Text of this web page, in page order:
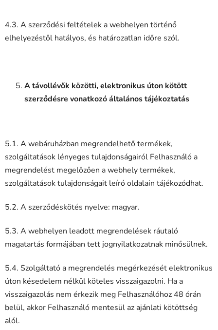
4.3. A szerződési feltételek a webhelyen történő
elhelyezéstől hatályos, és határozatlan időre szól.
A távollévők közötti, elektronikus úton kötött
szerződésre vonatkozó általános tájékoztatás
5.1. A webáruházban megrendelhető termékek,
szolgáltatások lényeges tulajdonságairól Felhasználó a
megrendelést megelőzően a webhely termékek,
szolgáltatások tulajdonságait leíró oldalain tájékozódhat.
5.2. A szerződéskötés nyelve: magyar.
5.3. A webhelyen leadott megrendelések ráutaló
magatartás formájában tett jognyilatkozatnak minősülnek.
5.4. Szolgáltató a megrendelés megérkezését elektronikus
úton késedelem nélkül köteles visszaigazolni. Ha a
visszaigazolás nem érkezik meg Felhasználóhoz 48 órán
belül, akkor Felhasználó mentesül az ajánlati kötöttség
alól.